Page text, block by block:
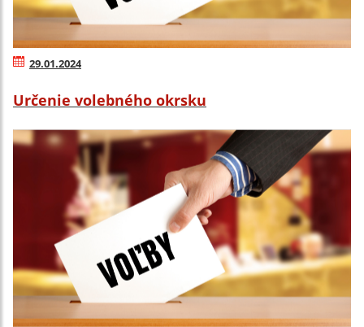
29.01.2024
Určenie volebného okrsku